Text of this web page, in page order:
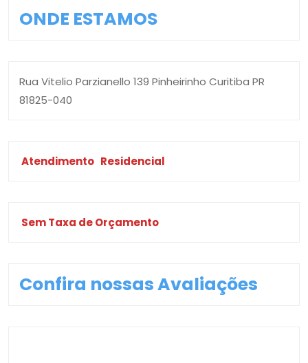
ONDE ESTAMOS
Rua Vitelio Parzianello 139 Pinheirinho Curitiba PR
81825-040
Atendimento Residencial
Sem Taxa de Orçamento
Confira nossas Avaliações